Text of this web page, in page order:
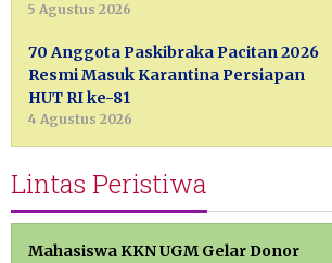
5 Agustus 2026
70 Anggota Paskibraka Pacitan 2026
Resmi Masuk Karantina Persiapan
HUT RI ke-81
4 Agustus 2026
Lintas Peristiwa
Mahasiswa KKN UGM Gelar Donor